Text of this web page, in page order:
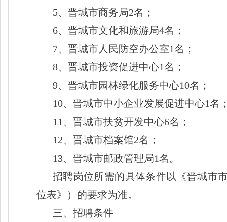
5、晋城市商务局2名；
6、晋城市文化和旅游局4名；
7、晋城市人民防空办公室1名；
8、晋城市投资促进中心1名；
9、晋城市园林绿化服务中心10名；
10、晋城市中小企业发展促进中心1名
11、晋城市扶贫开发中心6名；
12、晋城市档案馆2名；
13、晋城市邮政管理局1名。
招聘岗位所需的具体条件以《晋城市
位表》）的要求为准。
三、招聘条件